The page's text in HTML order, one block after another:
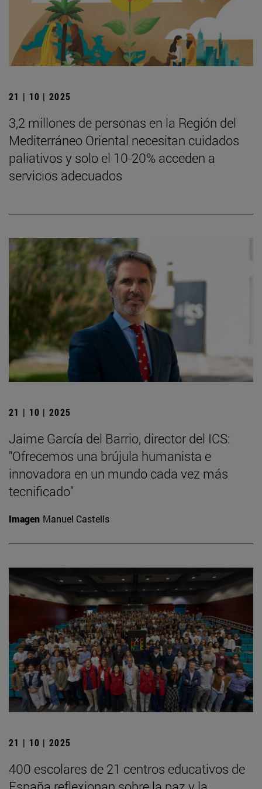
21 | 10 | 2025
3,2 millones de personas en la Región del
Mediterráneo Oriental necesitan cuidados
paliativos y solo el 10-20% acceden a
servicios adecuados
21 | 10 | 2025
Jaime García del Barrio, director del ICS:
"Ofrecemos una brújula humanista e
innovadora en un mundo cada vez más
tecnificado"
Imagen Manuel Castells
21 | 10 | 2025
400 escolares de 21 centros educativos de